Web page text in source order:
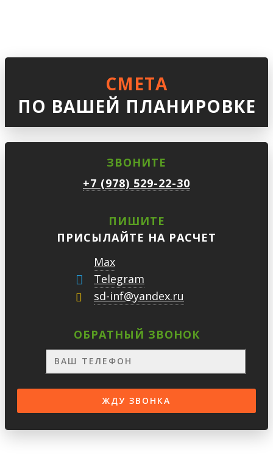
СМЕТА
ПО ВАШЕЙ ПЛАНИРОВКЕ
ЗВОНИТЕ
+7 (978) 529-22-30
ПИШИТЕ
ПРИСЫЛАЙТЕ НА РАСЧЕТ
Max
Telegram
sd-inf@yandex.ru
ОБРАТНЫЙ ЗВОНОК